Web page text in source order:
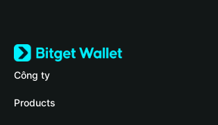
Công ty
Về Bitget Wallet
Products